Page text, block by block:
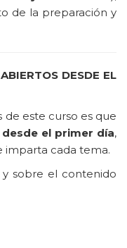
de la preparación y
DESDE EL
de este curso es que
el primer día,
imparta cada tema.
y sobre el contenido